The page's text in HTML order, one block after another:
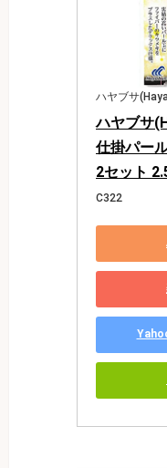
ハヤブサ
ハヤブサ
仕掛パー
2セット
C322